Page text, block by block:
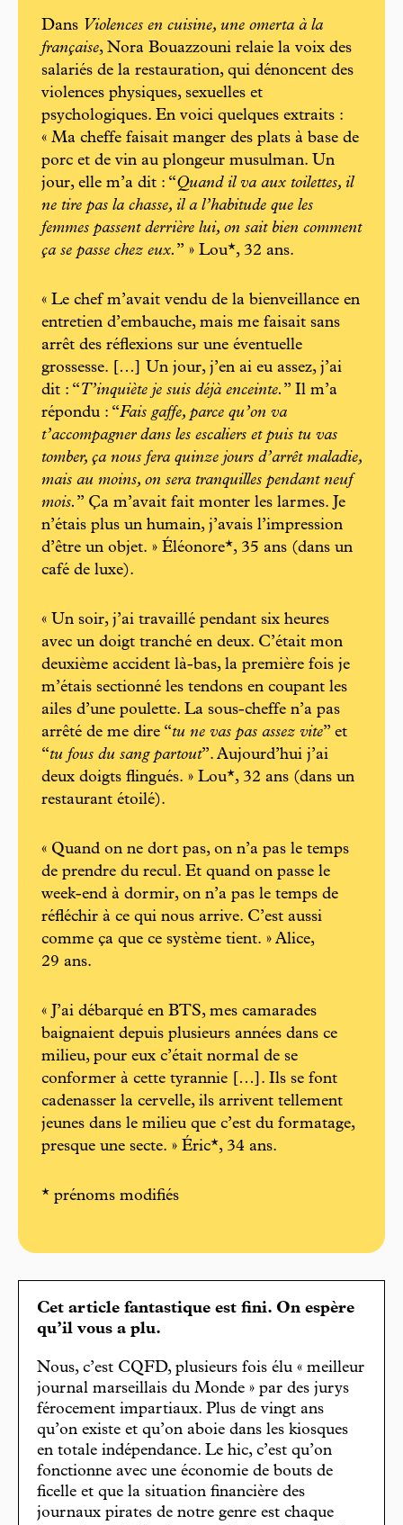
Dans Violences en cuisine, une omerta à la
française, Nora Bouazzouni relaie la voix des
salariés de la restauration, qui dénoncent des
violences physiques, sexuelles et
psychologiques. En voici quelques extraits :
« Ma cheffe faisait manger des plats à base de
porc et de vin au plongeur musulman. Un
jour, elle m’a dit : “Quand il va aux toilettes, il
ne tire pas la chasse, il a l’habitude que les
femmes passent derrière lui, on sait bien comment
ça se passe chez eux. ” » Lou*, 32 ans.
« Le chef m’avait vendu de la bienveillance en
entretien d’embauche, mais me faisait sans
arrêt des réflexions sur une éventuelle
grossesse. […] Un jour, j’en ai eu assez, j’ai
dit : “T’inquiète je suis déjà enceinte. ” Il m’a
répondu : “Fais gaffe, parce qu’on va
t’accompagner dans les escaliers et puis tu vas
tomber, ça nous fera quinze jours d’arrêt maladie,
mais au moins, on sera tranquilles pendant neuf
mois. ” Ça m’avait fait monter les larmes. Je
n’étais plus un humain, j’avais l’impression
d’être un objet. » Éléonore*, 35 ans (dans un
café de luxe).
« Un soir, j’ai travaillé pendant six heures
avec un doigt tranché en deux. C’était mon
deuxième accident là-bas, la première fois je
m’étais sectionné les tendons en coupant les
ailes d’une poulette. La sous-cheffe n’a pas
arrêté de me dire “tu ne vas pas assez vite” et
“tu fous du sang partout”. Aujourd’hui j’ai
deux doigts flingués. » Lou*, 32 ans (dans un
restaurant étoilé).
« Quand on ne dort pas, on n’a pas le temps
de prendre du recul. Et quand on passe le
week-end à dormir, on n’a pas le temps de
réfléchir à ce qui nous arrive. C’est aussi
comme ça que ce système tient. » Alice,
29 ans.
« J’ai débarqué en BTS, mes camarades
baignaient depuis plusieurs années dans ce
milieu, pour eux c’était normal de se
conformer à cette tyrannie […]. Ils se font
cadenasser la cervelle, ils arrivent tellement
jeunes dans le milieu que c’est du formatage,
presque une secte. » Éric*, 34 ans.
* prénoms modifiés
Cet article fantastique est fini. On espère
qu’il vous a plu.
Nous, c’est CQFD, plusieurs fois élu « meilleur
journal marseillais du Monde » par des jurys
férocement impartiaux. Plus de vingt ans
qu’on existe et qu’on aboie dans les kiosques
en totale indépendance. Le hic, c’est qu’on
fonctionne avec une économie de bouts de
ficelle et que la situation financière des
journaux pirates de notre genre est chaque